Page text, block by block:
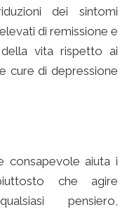
dei sintomi
elevati di remissione e
vita rispetto ai
cure di depressione
consapevole aiuta i
che agire
pensiero,